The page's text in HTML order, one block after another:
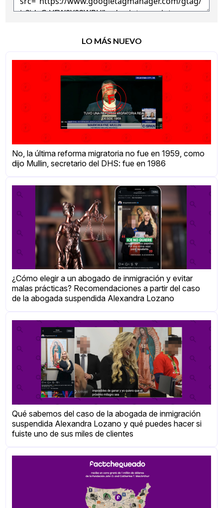
LO MÁS NUEVO
No, la última reforma migratoria no fue en 1959, como
dijo Mullin, secretario del DHS: fue en 1986
¿Cómo elegir a un abogado de inmigración y evitar
malas prácticas? Recomendaciones a partir del caso
de la abogada suspendida Alexandra Lozano
Qué sabemos del caso de la abogada de inmigración
suspendida Alexandra Lozano y qué puedes hacer si
fuiste uno de sus miles de clientes